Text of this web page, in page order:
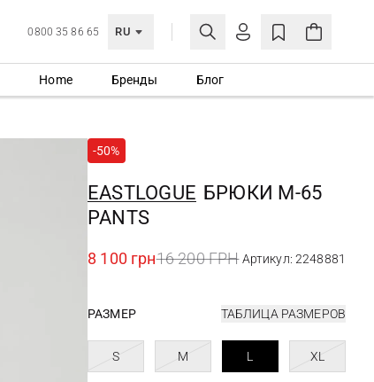
0800 35 86 65 RU
ЛИЧНЫЙ КАБИНЕТ
СОЗДАТЬ УЧЕТНУЮ ЗАПИСЬ
Home Бренды Блог
-50%
EASTLOGUE БРЮКИ M-65
PANTS
8 100 грн16 200 ГРН Артикул: 2248881
РАЗМЕР ТАБЛИЦА РАЗМЕРОВ
S M L XL